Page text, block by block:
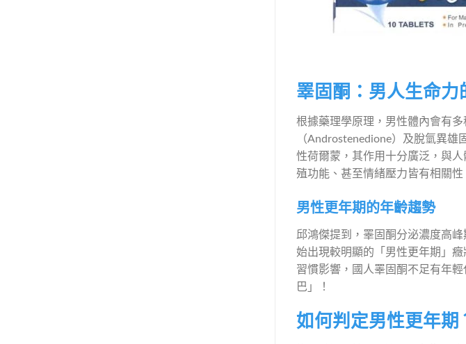
睪固酮：男人生命力
根據藥理學原理，男性體內會有
（Androstenedione）及脫氫異
性荷爾蒙，其作用十分廣泛，與
殖功能、甚至情緒壓力皆有相關性
男性更年期的年齡趨勢
邱鴻傑提到，睪固酮分泌濃度高
始出現較明顯的「男性更年期」
習慣影響，國人睪固酮不足有年
巴」！
如何判定男性更年期